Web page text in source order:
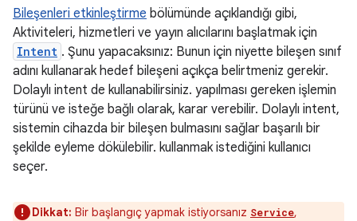
Bileşenleri etkinleştirme bölümünde açıklandığı gibi,
Aktiviteleri, hizmetleri ve yayın alıcılarını başlatmak için
Intent . Şunu yapacaksınız: Bunun için niyette bileşen sınıf
adını kullanarak hedef bileşeni açıkça belirtmeniz gerekir.
Dolaylı intent de kullanabilirsiniz. yapılması gereken işlemin
türünü ve isteğe bağlı olarak, karar verebilir. Dolaylı intent,
sistemin cihazda bir bileşen bulmasını sağlar başarılı bir
şekilde eyleme dökülebilir. kullanmak istediğini kullanıcı
seçer.
Dikkat: Bir başlangıç yapmak istiyorsanız Service,